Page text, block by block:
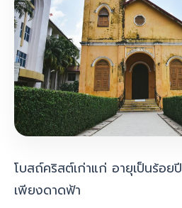
โบสถ์คริสต์เก่าแก่ อายุเป็นร้อยปี
เพียงดาดฟ้า